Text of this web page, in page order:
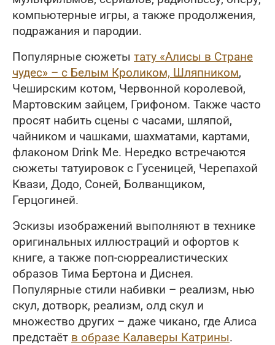
компьютерные игры, а также продолжения,
подражания и пародии.
Популярные сюжеты тату «Алисы в Стране
чудес» – с Белым Кроликом, Шляпником,
Чеширским котом, Червонной королевой,
Мартовским зайцем, Грифоном. Также часто
просят набить сцены с часами, шляпой,
чайником и чашками, шахматами, картами,
флаконом Drink Me. Нередко встречаются
сюжеты татуировок с Гусеницей, Черепахой
Квази, Додо, Соней, Болванщиком,
Герцогиней.
Эскизы изображений выполняют в технике
оригинальных иллюстраций и офортов к
книге, а также поп-сюрреалистических
образов Тима Бертона и Диснея.
Популярные стили набивки – реализм, нью
скул, дотворк, реализм, олд скул и
множество других – даже чикано, где Алиса
предстаёт в образе Калаверы Катрины.